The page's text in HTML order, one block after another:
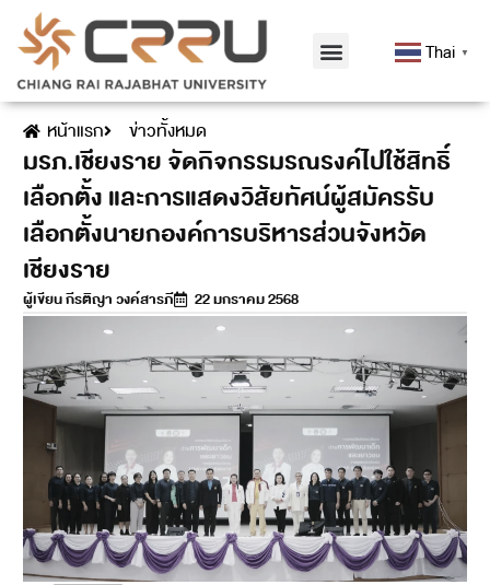
Thai ▼
หน้าแรก ข่าวทั้งหมด
มรภ.เชียงราย จัดกิจกรรมรณรงค์ไปใช้สิทธิ์
เลือกตั้ง และการแสดงวิสัยทัศน์ผู้สมัครรับ
เลือกตั้งนายกองค์การบริหารส่วนจังหวัด
เชียงราย
ผู้เขียนกีรติญา วงค์สารภี 22 มกราคม 2568